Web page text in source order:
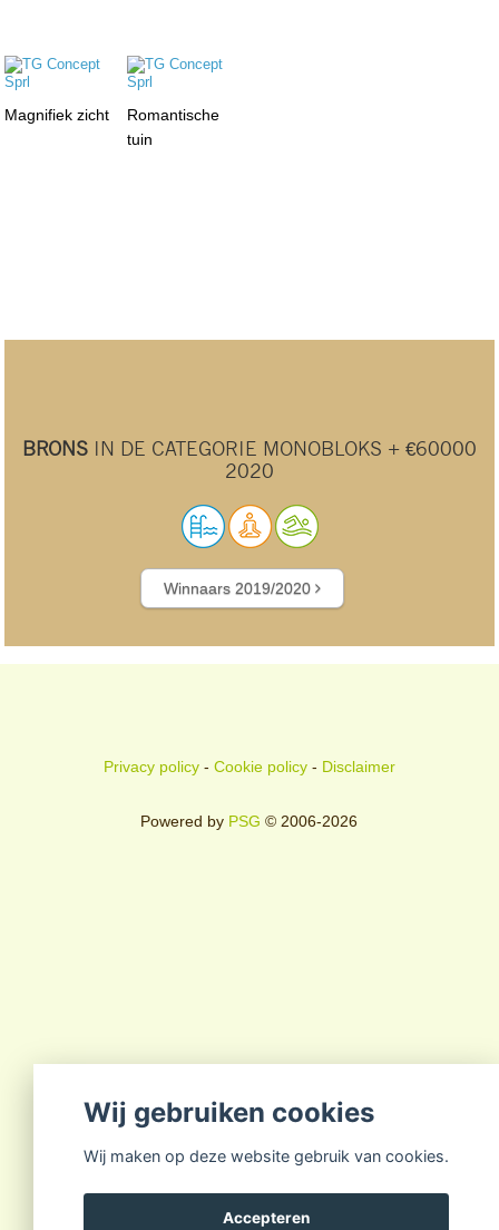
Magnifiek zicht
Romantische
tuin
BRONSIN DE CATEGORIE MONOBLOKS + €60000
2020
Winnaars 2019/2020
Privacy policy- Cookie policy- Disclaimer
Powered by PSG © 2006-2026
Wij gebruiken cookies
Wij maken op deze website gebruik van cookies.
Accepteren